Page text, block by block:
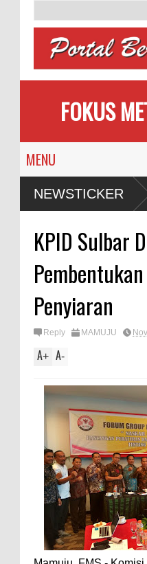
FOKUS
NEWSTICKER
Bupati Polman Raib, Polisi
KPID Sulbar
Penyiaran
Reply MAMUJU
A+ A-